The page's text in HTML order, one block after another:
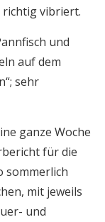
vibriert.
und
auf dem
sehr
ganze Woche
für die
sommerlich
mit jeweils
und